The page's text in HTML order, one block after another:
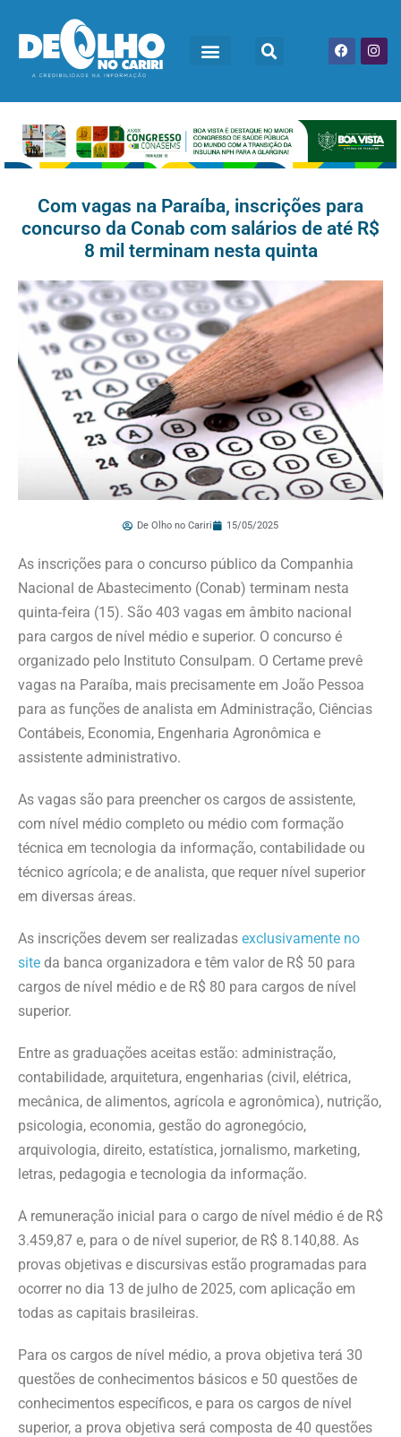
Com vagas na Paraíba, inscrições para
concurso da Conab com salários de até R$
8 mil terminam nesta quinta
De Olho no Cariri 15/05/2025
As inscrições para o concurso público da Companhia
Nacional de Abastecimento (Conab) terminam nesta
quinta-feira (15). São 403 vagas em âmbito nacional
para cargos de nível médio e superior. O concurso é
organizado pelo Instituto Consulpam. O Certame prevê
vagas na Paraíba, mais precisamente em João Pessoa
para as funções de analista em Administração, Ciências
Contábeis, Economia, Engenharia Agronômica e
assistente administrativo.
As vagas são para preencher os cargos de assistente,
com nível médio completo ou médio com formação
técnica em tecnologia da informação, contabilidade ou
técnico agrícola; e de analista, que requer nível superior
em diversas áreas.
As inscrições devem ser realizadas exclusivamente no
site da banca organizadora e têm valor de R$ 50 para
cargos de nível médio e de R$ 80 para cargos de nível
superior.
Entre as graduações aceitas estão: administração,
contabilidade, arquitetura, engenharias (civil, elétrica,
mecânica, de alimentos, agrícola e agronômica), nutrição,
psicologia, economia, gestão do agronegócio,
arquivologia, direito, estatística, jornalismo, marketing,
letras, pedagogia e tecnologia da informação.
A remuneração inicial para o cargo de nível médio é de R$
3.459,87 e, para o de nível superior, de R$ 8.140,88. As
provas objetivas e discursivas estão programadas para
ocorrer no dia 13 de julho de 2025, com aplicação em
todas as capitais brasileiras.
Para os cargos de nível médio, a prova objetiva terá 30
questões de conhecimentos básicos e 50 questões de
conhecimentos específicos, e para os cargos de nível
superior, a prova objetiva será composta de 40 questões